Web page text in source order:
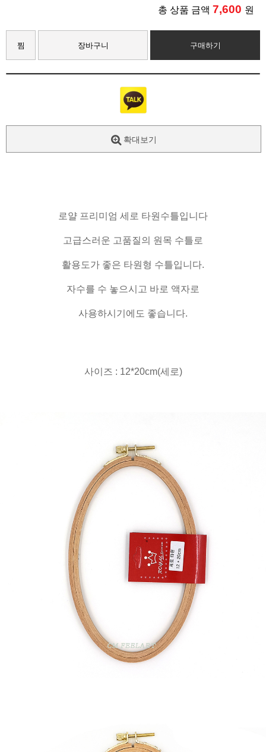
총 상품 금액 7,600 원
찜 장바구니 구매하기
확대보기
로얄 프리미엄 세로 타원수틀입니다
고급스러운 고품질의 원목 수틀로
활용도가 좋은 타원형 수틀입니다.
자수를 수 놓으시고 바로 액자로
사용하시기에도 좋습니다.
사이즈 : 12*20cm(세로)